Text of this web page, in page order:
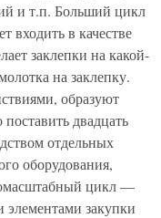
и т.п. Больший цикл
входить в качестве
заклепки на какой-
на заклепку.
образуют
двадцать
отдельных
оборудования,
цикл —
элементами закупки